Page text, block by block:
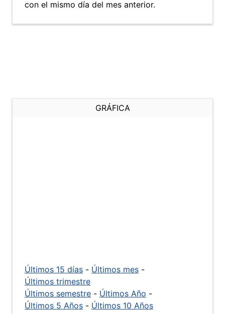
con el mismo día del mes anterior.
GRÁFICA
Últimos 15 días - Últimos mes -
Últimos trimestre
Últimos semestre - Últimos Año -
Últimos 5 Años - Últimos 10 Años